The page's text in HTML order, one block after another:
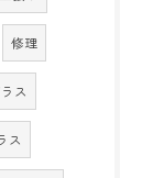
修理
ス
ス